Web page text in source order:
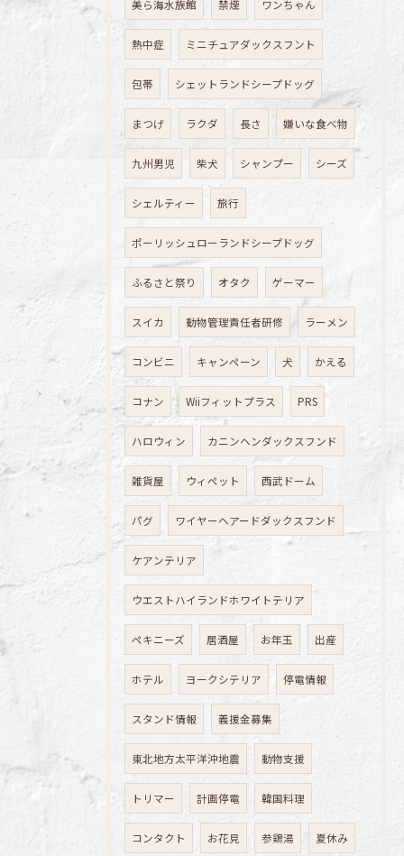
美ら海水族館 禁煙 ワンちゃん
熱中症 ミニチュアダックスフント
包帯 シェットランドシープドッグ
まつげ ラクダ 長さ 嫌いな食べ物
九州男児 柴犬 シャンプー シーズ
シェルティー 旅行
ポーリッシュローランドシープドッグ
ふるさと祭り オタク ゲーマー
スイカ 動物管理責任者研修 ラーメン
コンビニ キャンペーン 犬 かえる
コナン Wiiフィットプラス PRS
ハロウィン カニンヘンダックスフンド
雑貨屋 ウィペット 西武ドーム
パグ ワイヤーヘアードダックスフンド
ケアンテリア
ウエストハイランドホワイトテリア
ペキニーズ 居酒屋 お年玉 出産
ホテル ヨークシテリア 停電情報
スタンド情報 義援金募集
東北地方太平洋沖地震 動物支援
トリマー 計画停電 韓国料理
コンタクト お花見 参鶏湯 夏休み